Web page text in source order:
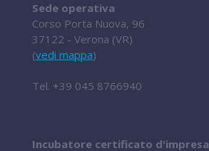
Sede operativa
Corso Porta Nuova, 96
37122 - Verona (VR)
(vedi mappa)
Tel. +39 045 8766940
Incubatore certificato d'impresa